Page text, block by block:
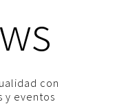
con
y eventos